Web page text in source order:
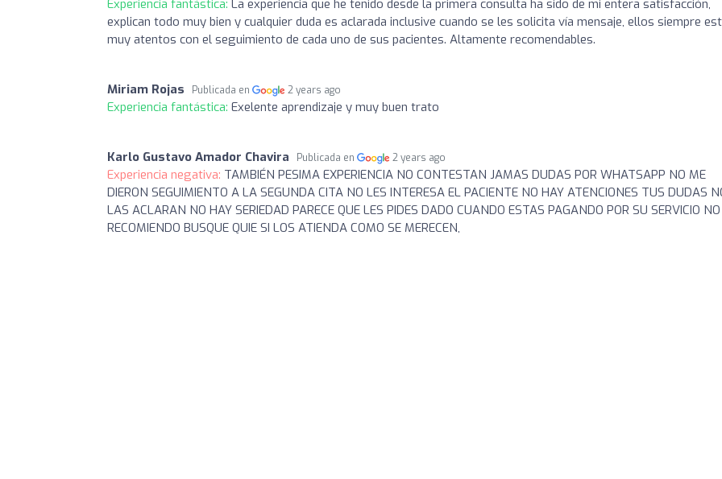
Experiencia fantástica: La experiencia que he tenido desde la primera consulta ha sido de mi entera satisfacción,
explican todo muy bien y cualquier duda es aclarada inclusive cuando se les solicita vía mensaje, ellos siempre
muy atentos con el seguimiento de cada uno de sus pacientes. Altamente recomendables.
Miriam Rojas Publicada en 2 years ago
Experiencia fantástica: Exelente aprendizaje y muy buen trato
Karlo Gustavo Amador Chavira Publicada en 2 years ago
Experiencia negativa: TAMBIÉN PESIMA EXPERIENCIA NO CONTESTAN JAMAS DUDAS POR WHATSAPP NO ME
DIERON SEGUIMIENTO A LA SEGUNDA CITA NO LES INTERESA EL PACIENTE NO HAY ATENCIONES TUS DUDAS
LAS ACLARAN NO HAY SERIEDAD PARECE QUE LES PIDES DADO CUANDO ESTAS PAGANDO POR SU SERVICIO
RECOMIENDO BUSQUE QUIE SI LOS ATIENDA COMO SE MERECEN,